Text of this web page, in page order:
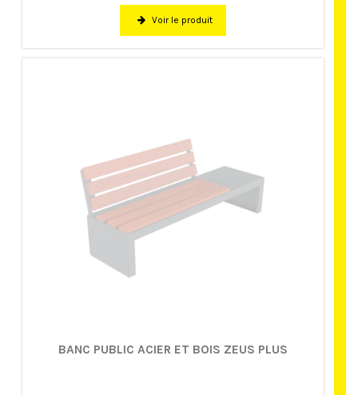
Voir le produit
BANC PUBLIC ACIER ET BOIS ZEUS PLUS